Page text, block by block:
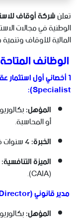
تعلنشركة أوقاف
الوطنية في مجالات
المالية للأوقاف
الوظائف
Specialist):
المؤهل:
أو المحاسبة.
الخبرة:
الميزة التنافسية:
(CAIA).
مدير قانوني (Legal Director):
المؤهل: